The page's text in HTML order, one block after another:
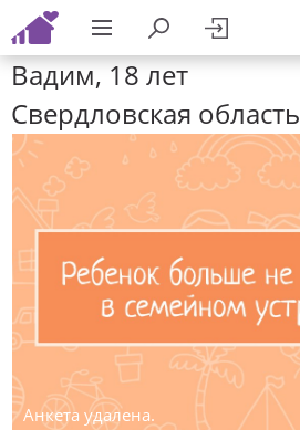
Вадим, 18 лет
Свердловская область
Анкета удалена.